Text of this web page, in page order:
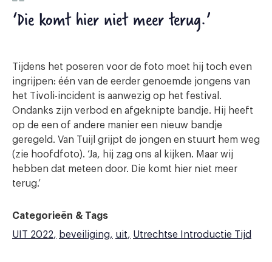
‘Die komt hier niet meer terug.’
Tijdens het poseren voor de foto moet hij toch even
ingrijpen: één van de eerder genoemde jongens van
het Tivoli-incident is aanwezig op het festival.
Ondanks zijn verbod en afgeknipte bandje. Hij heeft
op de een of andere manier een nieuw bandje
geregeld. Van Tuijl grijpt de jongen en stuurt hem weg
(zie hoofdfoto). ‘Ja, hij zag ons al kijken. Maar wij
hebben dat meteen door. Die komt hier niet meer
terug.’
Categorieën & Tags
UIT 2022
beveiliging uit Utrechtse Introductie Tijd